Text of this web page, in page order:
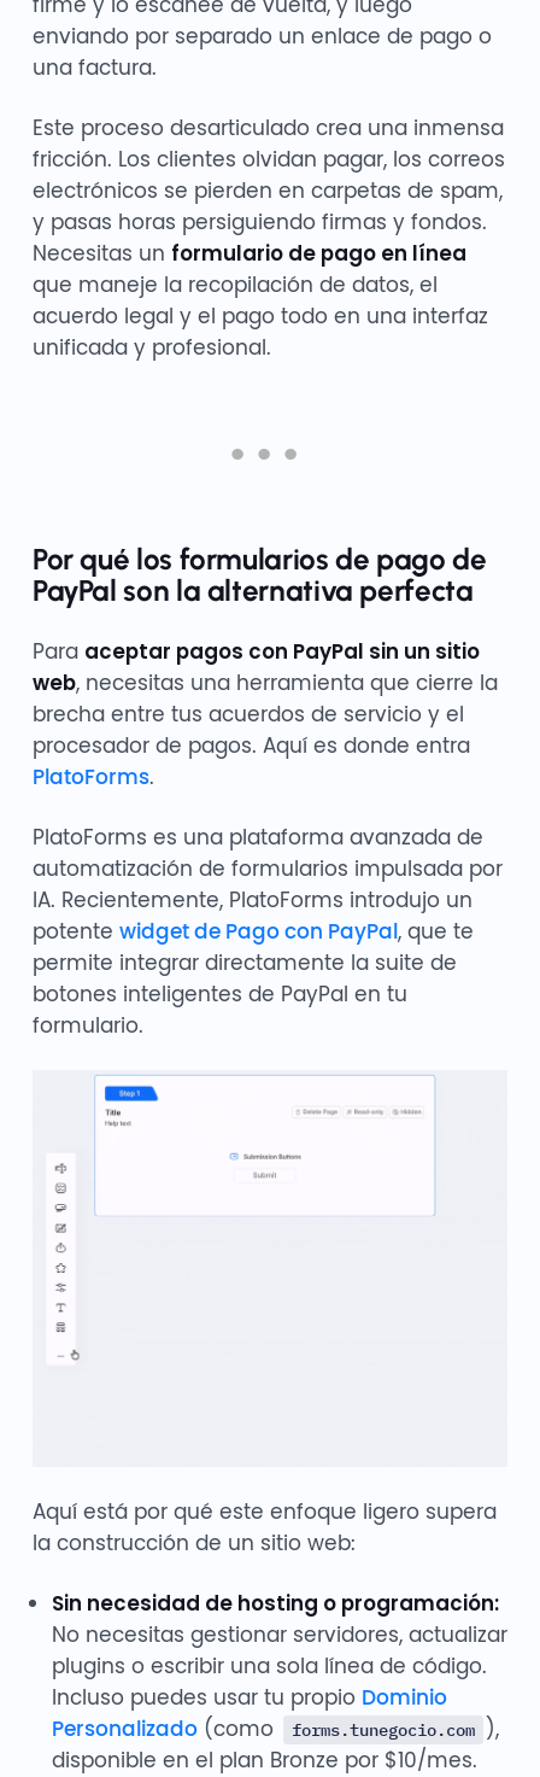
enviando por separado un enlace de pago o
una factura.
Este proceso desarticulado crea una inmensa
fricción. Los clientes olvidan pagar, los correos
electrónicos se pierden en carpetas de spam,
y pasas horas persiguiendo firmas y fondos.
Necesitas un formulario de pago en línea
que maneje la recopilación de datos, el
acuerdo legal y el pago todo en una interfaz
unificada y profesional.
Por qué los formularios de pago de
PayPal son la alternativa perfecta
Para aceptar pagos con PayPal sin un sitio
web, necesitas una herramienta que cierre la
brecha entre tus acuerdos de servicio y el
procesador de pagos. Aquí es donde entra
PlatoForms.
PlatoForms es una plataforma avanzada de
automatización de formularios impulsada por
IA. Recientemente, PlatoForms introdujo un
potente widget de Pago con PayPal, que te
permite integrar directamente la suite de
botones inteligentes de PayPal en tu
formulario.
Aquí está por qué este enfoque ligero supera
la construcción de un sitio web:
Sin necesidad de hosting o programación:
No necesitas gestionar servidores, actualizar
plugins o escribir una sola línea de código.
Incluso puedes usar tu propio Dominio
Personalizado(como forms.tunegocio.com
),
disponible en el plan Bronze por $10/mes.